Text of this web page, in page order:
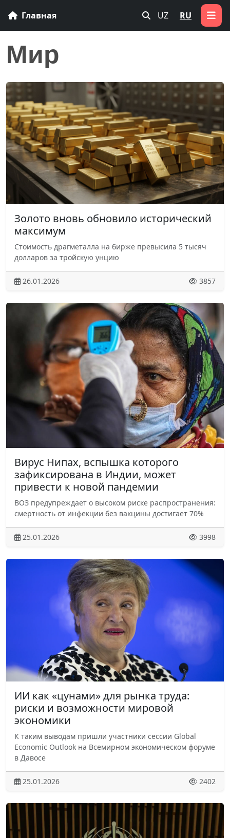
Главная UZ RU
Мир
Золото вновь обновило исторический
максимум
Стоимость драгметалла на бирже превысила 5 тысяч
долларов за тройскую унцию
26.01.2026 3857
Вирус Нипах, вспышка которого
зафиксирована в Индии, может
привести к новой пандемии
ВОЗ предупреждает о высоком риске распространения:
смертность от инфекции без вакцины достигает 70%
25.01.2026 3998
ИИ как «цунами» для рынка труда:
риски и возможности мировой
экономики
К таким выводам пришли участники сессии Global
Economic Outlook на Всемирном экономическом форуме
в Давосе
25.01.2026 2402